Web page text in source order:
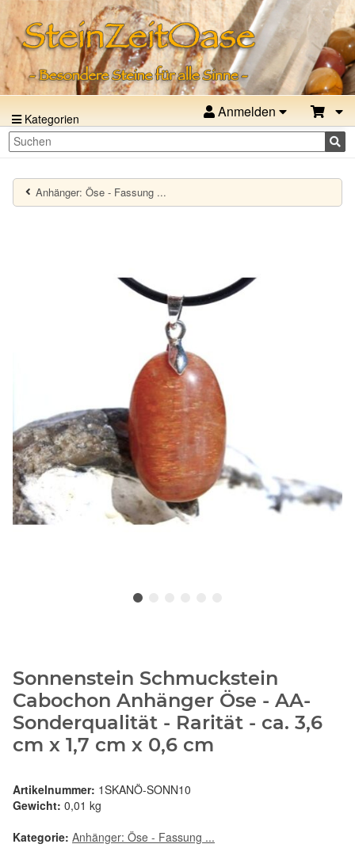
Kategorien Anmelden
Anhänger: Öse - Fassung ...
Sonnenstein Schmuckstein
Cabochon Anhänger Öse - AA-
Sonderqualität - Rarität - ca. 3,6
cm x 1,7 cm x 0,6 cm
Artikelnummer: 1SKANÖ-SONN10
Gewicht: 0,01 kg
Kategorie: Anhänger: Öse - Fassung ...